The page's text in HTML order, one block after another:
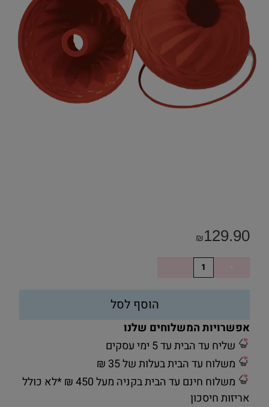
₪129.90
הוסף לסל
אפשרויות המשלוחים שלנו
שליח עד הבית עד 5 ימי עסקים
משלוח עד הבית בעלות של 35 ₪
משלוח חינם עד הבית בקניה מעל 450 ₪ *לא כולל
אריזות חיסכון